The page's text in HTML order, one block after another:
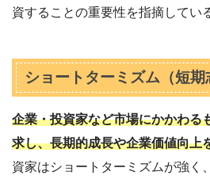
資することの重要性を指摘してい
ショートターミズム（短期
企業・投資家など市場にかかわる
求し、長期的成長や企業価値向上
資家はショートターミズムが強く